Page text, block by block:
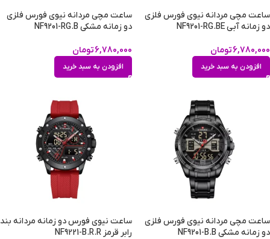
ساعت مچی مردانه نیوی فورس فلزی
دو زمانه آبی NF9201-RG.BE
6,780,000تومان
افزودن به سبد خرید
ساعت مچی مردانه نیوی فورس فلزی
دو زمانه مشکی NF9201-RG.B
6,780,000تومان
افزودن به سبد خرید
ساعت مچی مردانه نیوی فورس فلزی
دو زمانه مشکی NF9201-B.B
ساعت نیوی فورس دو زمانه مردانه بند
رابر قرمز NF9221-B.R.R